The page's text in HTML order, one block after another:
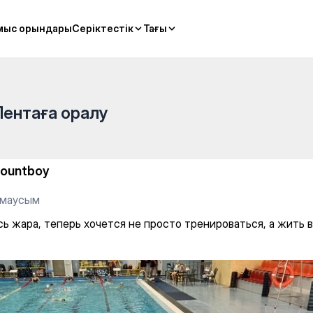
орындарыСеріктестік Тағы
орындарыСеріктестік Тағы
оралу
жара, теперь хочется не просто тренироваться, а жить